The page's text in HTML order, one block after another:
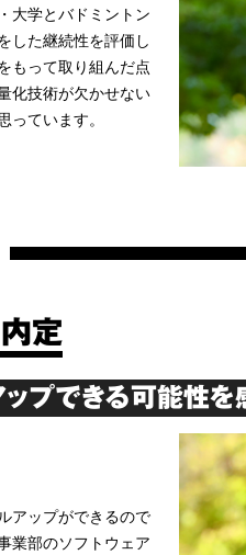
大学とバドミントン
した継続性を評価し
もって取り組んだ点
化技術が欠かせない
ています。
定
プできる可能性を
アップができるので
業部のソフトウェア